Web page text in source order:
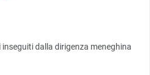
dalla dirigenza meneghina